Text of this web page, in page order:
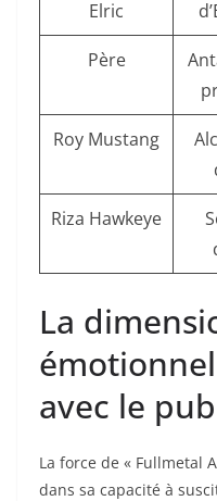
Elric
Père
Roy Mustang
Riza Hawkeye
La
avec le
La force de « Fullmetal
dans sa capacité à